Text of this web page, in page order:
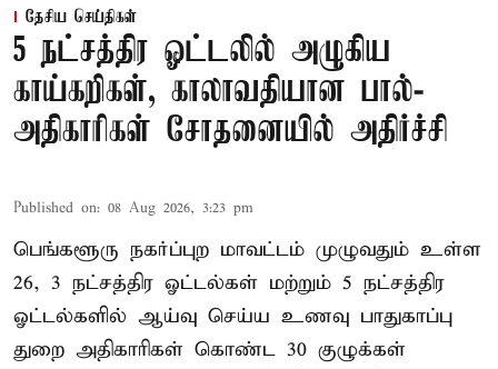
தேசிய செய்திகள்
5 நட்சத்திர ஓட்டலில் அழுகிய
காய்கறிகள், காலாவதியான பால்-
அதிகாரிகள் சோதனையில் அதிர்ச்சி
Published on: 08 Aug 2026, 3:23 pm
பெங்களூரு நகர்ப்புற மாவட்டம் முழுவதும் உள்ள
26, 3 நட்சத்திர ஓட்டல்கள் மற்றும் 5 நட்சத்திர
ஓட்டல்களில் ஆய்வு செய்ய உணவு பாதுகாப்பு
துறை அதிகாரிகள் கொண்ட 30 குழுக்கள்